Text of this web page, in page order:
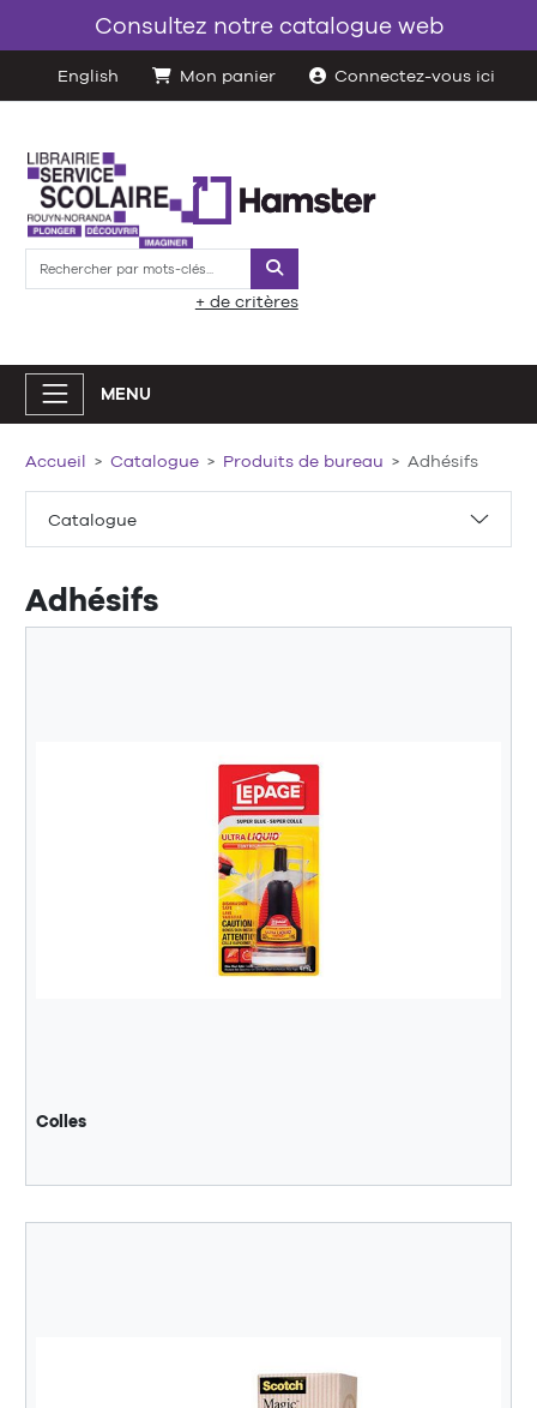
Consultez notre catalogue web
English Mon panier Connectez-vous ici
Rechercher
+ de critères
MENU
Catalogue
Accueil Catalogue Produits de bureau Adhésifs
Adhésifs
Colles